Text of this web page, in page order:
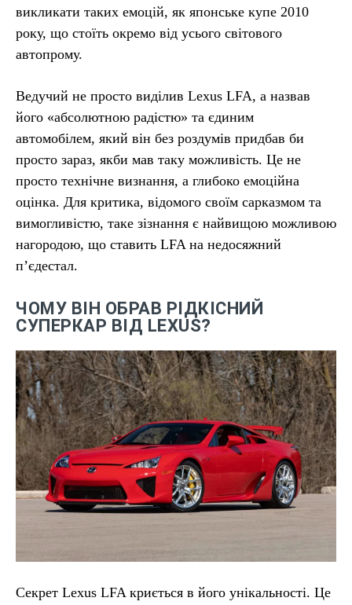
викликати таких емоцій, як японське купе 2010
року, що стоїть окремо від усього світового
автопрому.
Ведучий не просто виділив Lexus LFA, а назвав
його «абсолютною радістю» та єдиним
автомобілем, який він без роздумів придбав би
просто зараз, якби мав таку можливість. Це не
просто технічне визнання, а глибоко емоційна
оцінка. Для критика, відомого своїм сарказмом та
вимогливістю, таке зізнання є найвищою можливою
нагородою, що ставить LFA на недосяжний
п’єдестал.
ЧОМУ ВІН ОБРАВ РІДКІСНИЙ
СУПЕРКАР ВІД LEXUS?
Секрет Lexus LFA криється в його унікальності. Це